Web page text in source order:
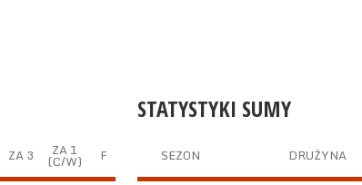
STATYSTYKI SUMY
SEZON DRUŻYNA
ZA 3 ZA 1
(C/W) F